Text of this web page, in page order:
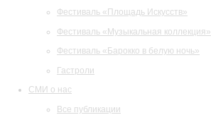
Фестиваль «Площадь Искусств»
Фестиваль «Музыкальная коллекция»
Фестиваль «Барокко в белую ночь»
Гастроли
СМИ о нас
Все публикации